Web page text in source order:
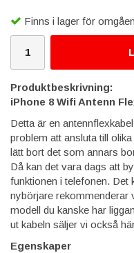
Finns i lager för
Produktbeskrivning:
iPhone 8 Wifi Antenn
Detta är en
problem att ansluta till
lätt bort det som annars
Då kan det vara dags att
funktionen i telefonen. Det
nybörjare rekommenderar
modell du kanske har
ut kabeln säljer vi också
Egenskaper